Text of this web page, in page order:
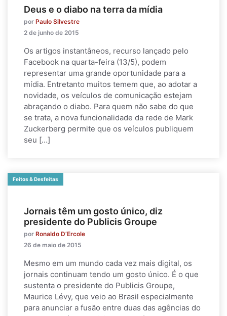
Deus e o diabo na terra da mídia
por Paulo Silvestre
2 de junho de 2015
Os artigos instantâneos, recurso lançado pelo
Facebook na quarta-feira (13/5), podem
representar uma grande oportunidade para a
mídia. Entretanto muitos temem que, ao adotar a
novidade, os veículos de comunicação estejam
abraçando o diabo. Para quem não sabe do que
se trata, a nova funcionalidade da rede de Mark
Zuckerberg permite que os veículos publiquem
seu […]
Feitos & Desfeitas
Jornais têm um gosto único, diz
presidente do Publicis Groupe
por Ronaldo D’Ercole
26 de maio de 2015
Mesmo em um mundo cada vez mais digital, os
jornais continuam tendo um gosto único. É o que
sustenta o presidente do Publicis Groupe,
Maurice Lévy, que veio ao Brasil especialmente
para anunciar a fusão entre duas das agências do